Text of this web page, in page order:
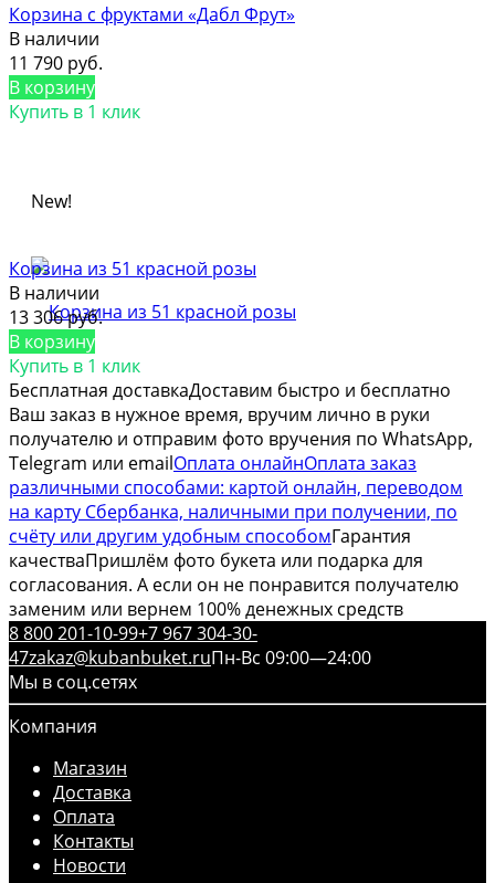
Корзина с фруктами «Дабл Фрут»
В наличии
11 790 руб.
В корзину
Купить в 1 клик
New!
Корзина из 51 красной розы
В наличии
13 306 руб.
В корзину
Купить в 1 клик
Бесплатная доставкаДоставим быстро и бесплатно
Ваш заказ в нужное время, вручим лично в руки
получателю и отправим фото вручения по WhatsApp,
Telegram или emailОплата онлайнОплата заказ
различными способами: картой онлайн, переводом
на карту Сбербанка, наличными при получении, по
счёту или другим удобным способомГарантия
качестваПришлём фото букета или подарка для
согласования. А если он не понравится получателю
заменим или вернем 100% денежных средств
8 800 201-10-99+7 967 304-30-
47zakaz@kubanbuket.ruПн-Вс 09:00—24:00
Мы в соц.сетях
Компания
Магазин
Доставка
Оплата
Контакты
Новости